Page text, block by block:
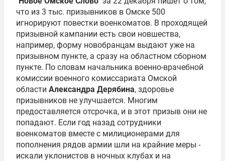
что из 3 тыс. призывников в Омске 500
игнорируют повестки военкоматов. В проходящей
призывной кампании есть свои новшества,
например, форму новобранцам выдают уже на
призывном пункте, а сразу на областном сборном
пункте. По словам начальника военно-врачебной
комиссии военного комиссариата Омской
области Александра Дерябина, здоровье
призывников не улучшается. Многим
предоставляется отсрочка, и в этот призыв они не
попадают. Если год назад сотрудники
военкоматов вместе с милиционерами для
пополнения рядов армии шли на крайние меры -
искали уклонистов в ночных клубах и на